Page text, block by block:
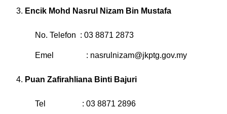
Encik Mohd Nasrul Nizam Bin Mustafa
No. Telefon : 03 8871 2873
Emel : nasrulnizam@jkptg.gov.my
Puan Zafirahliana Binti Bajuri
Tel : 03 8871 2896